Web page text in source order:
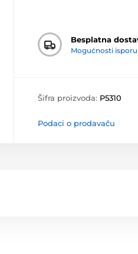
Besplatna
Mogućnosti
Šifra proizvoda: P5310
Podaci o prodavaču